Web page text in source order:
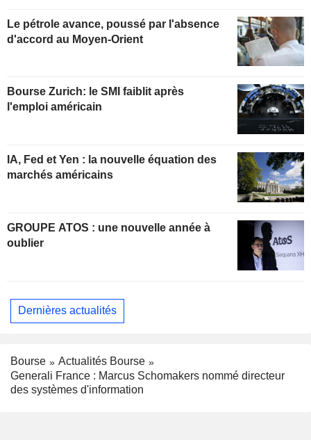
Le pétrole avance, poussé par l'absence
d'accord au Moyen-Orient
Bourse Zurich: le SMI faiblit après
l'emploi américain
IA, Fed et Yen : la nouvelle équation des
marchés américains
GROUPE ATOS : une nouvelle année à
oublier
Dernières actualités
Bourse
Actualités Bourse
Generali France : Marcus Schomakers nommé directeur
des systèmes d'information